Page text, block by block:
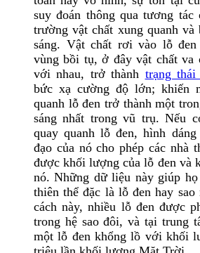
suy đoán thông qua tương
trường vật chất xung quanh và
sáng. Vật chất rơi vào lỗ
vùng bồi tụ, ở đây vật chất va
với nhau, trở thành trạng thái
bức xạ cường độ lớn; khiến
quanh lỗ đen trở thành một
sáng nhất trong vũ trụ. Nếu
quay quanh lỗ đen, hình
đạo của nó cho phép các nhà
được khối lượng của lỗ đen và
nó. Những dữ liệu này giúp
thiên thể đặc là lỗ đen hay
cách này, nhiều lỗ đen được
trong hệ sao đôi, và tại trung
một lỗ đen khổng lồ với khối